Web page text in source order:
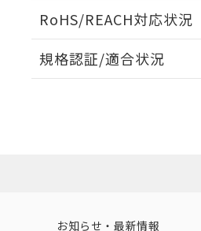
RoHS/REACH対応状況
EU RoHS 注意事項・凡例
規格認証/適合状況
（イギリス
（ノルウェー
お知らせ・最新情報